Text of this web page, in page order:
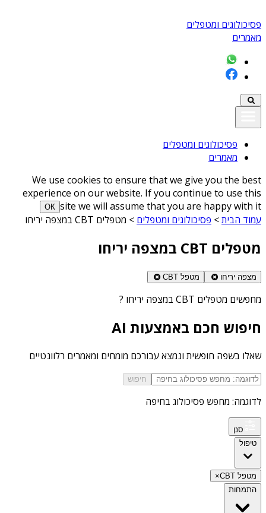
פסיכולוגים ומטפלים
מאמרים
פסיכולוגים ומטפלים
מאמרים
We use cookies to ensure that we give you the best
experience on our website. If you continue to use this
site we will assume that you are happy with it
ОК
עמוד הבית> פסיכולוגים ומטפלים > מטפלים CBT במצפה יריחו
מטפלים CBT במצפה יריחו
מצפה יריחו מטפל CBT
מחפשים מטפלים CBT במצפה יריחו ?
חיפוש חכם באמצעות AI
שאלו בשפה חופשית ונמצא עבורכם מומחים ומאמרים רלוונטיים
חיפוש
לדוגמה: מחפש פסיכולוג בחיפה
סנן
טיפול
מטפל CBT
×
התמחות